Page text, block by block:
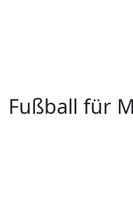
Fußball für